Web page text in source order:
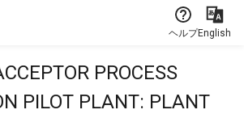
ヘルプEnglish
PROCESS
PILOT PLANT: PLANT